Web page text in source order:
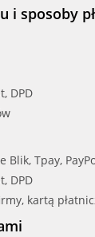
i sposoby
DPD
Blik, Tpay,
DPD
kartą